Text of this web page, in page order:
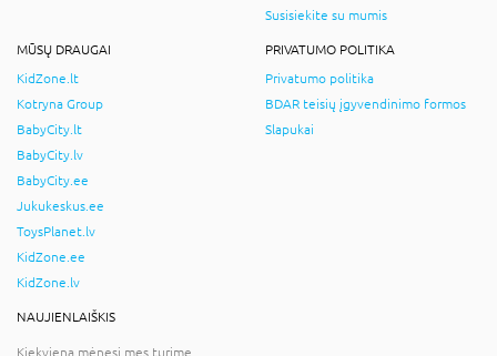
Susisiekite su mumis
MŪSŲ DRAUGAI
KidZone.lt
Kotryna Group
BabyCity.lt
BabyCity.lv
BabyCity.ee
Jukukeskus.ee
ToysPlanet.lv
KidZone.ee
KidZone.lv
PRIVATUMO POLITIKA
Privatumo politika
BDAR teisių įgyvendinimo formos
Slapukai
NAUJIENLAIŠKIS